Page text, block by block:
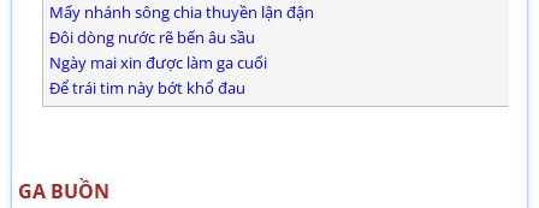
Mấy nhánh sông chia thuyền lận đận
Đôi dòng nước rẽ bến âu sầu
Ngày mai xin được làm ga cuối
Để trái tim này bớt khổ đau
GA BUỒN